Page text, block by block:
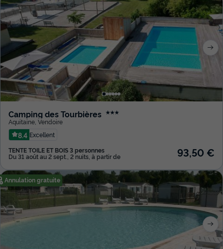
Camping des Tourbières ★★★
Aquitaine Vendoire
8.4 Excellent
TENTE TOILE ET BOIS 3 personnes
Du 31 août au 2 sept., 2 nuits, à partir de 93,50 €
Annulation gratuite